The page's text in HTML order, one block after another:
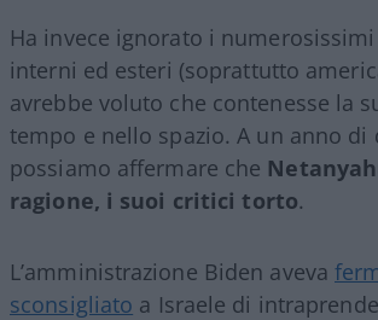
Ha invece ignorato i
interni ed esteri (soprattutto
avrebbe voluto che contenesse la
tempo e nello spazio. A un anno di
possiamo affermare che
ragione, i suoi critici torto.
L’amministrazione Biden aveva
sconsigliato a Israele di